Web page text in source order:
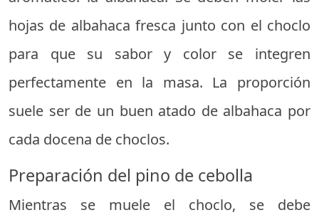
hojas de albahaca fresca junto con el choclo
para que su sabor y color se integren
perfectamente en la masa. La proporción
suele ser de un buen atado de albahaca por
cada docena de choclos.
Preparación del pino de cebolla
Mientras se muele el choclo, se debe